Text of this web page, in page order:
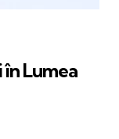
în Lumea